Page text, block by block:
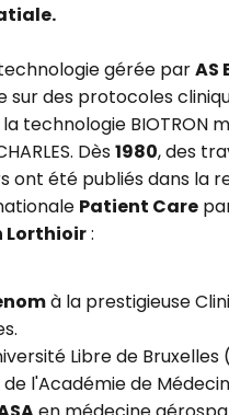
gérée parAS
sur des protocoles
technologie BIOTRON
Dès1980, des
ont été publiés dans la
Patient Care
Lorthioir:
à la prestigieuse
Libre de Bruxelles
l'Académie de